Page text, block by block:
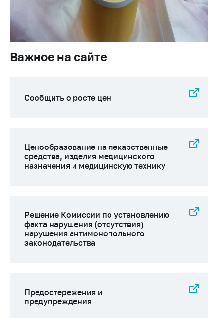
персональных
Новости
граждан и юр. лиц
Электронные
обращения
Сообщить о росте
цен на лекарства и
медицинские
изделия
работы
Приемная
Важное на сайте
Сообщить о росте цен
Ценообразование на лекарственные
средства, изделия медицинского
назначения и медицинскую технику
Решение Комиссии по установлению
факта нарушения (отсутствия)
нарушения антимонопольного
законодательства
Предостережения и
предупреждения